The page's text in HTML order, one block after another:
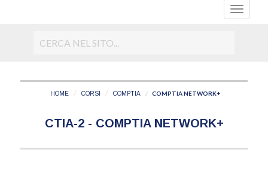
HOME CORSI COMPTIA COMPTIA NETWORK+
CTIA-2 - COMPTIA NETWORK+